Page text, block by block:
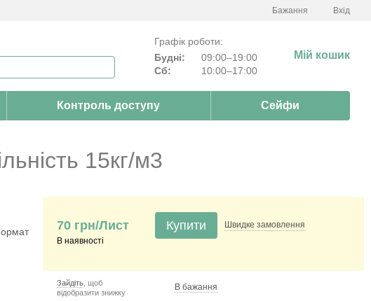
Бажання Вхід
Графік роботи:
Будні:
09:00–19:00
Сб:
10:00–17:00
Мій кошик
Контроль доступу Сейфи
15кг/м3
70 грн/Лист
В наявності
Купити Швидке замовлення
Зайдіть , щоб
відобразити знижку
В бажання